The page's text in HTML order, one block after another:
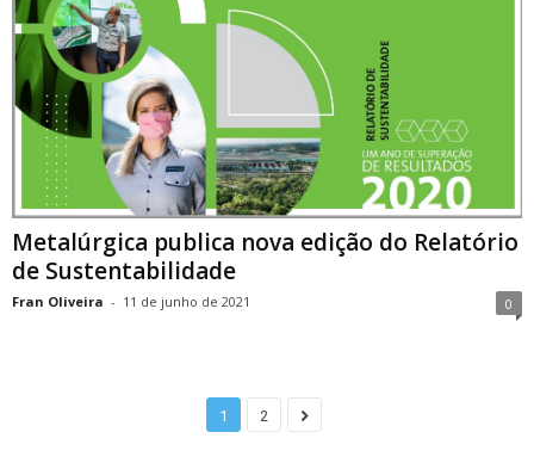
Metalúrgica publica nova edição do Relatório
de Sustentabilidade
Fran Oliveira - 11 de junho de 2021 0
1 2